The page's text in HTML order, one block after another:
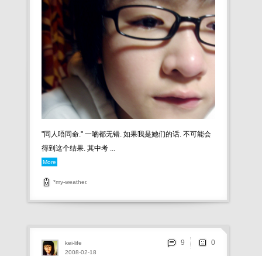
"同人唔同命." 一啲都无错. 如果我是她们的话. 不可能会
得到这个结果. 其中考 ...
More
*my-weather.
2008-02-18
kei-life 9